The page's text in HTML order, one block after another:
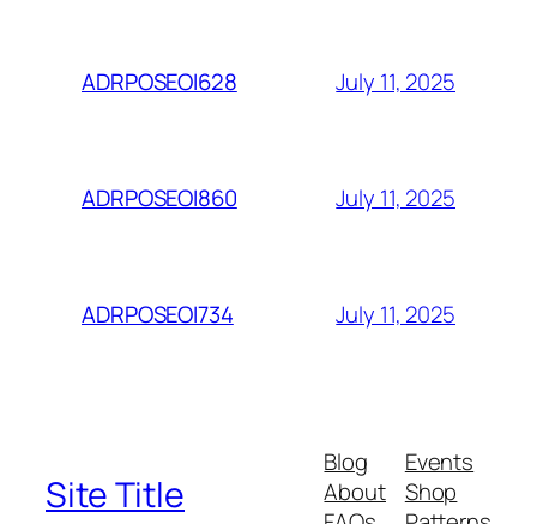
ADRPOSEOI628 July 11, 2025
ADRPOSEOI860 July 11, 2025
ADRPOSEOI734 July 11, 2025
Site Title
Blog
About
Events
Shop